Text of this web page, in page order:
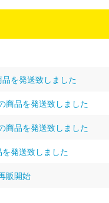
を発送致しました
商品を発送致しました
商品を発送致しました
発送致しました
販開始